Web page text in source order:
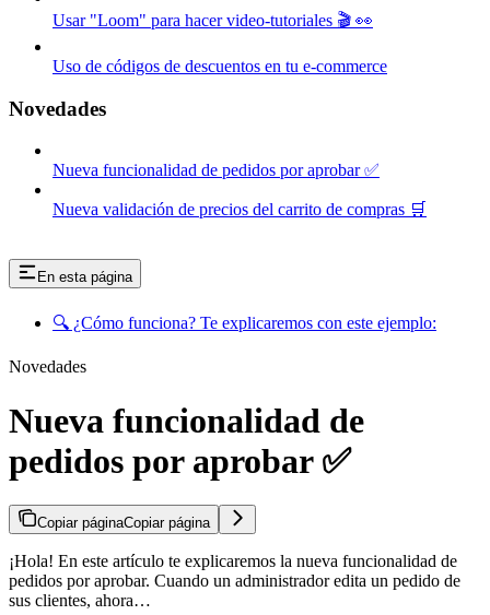
Usar "Loom" para hacer video-tutoriales 🎬 👀
Uso de códigos de descuentos en tu e-commerce
Novedades
Nueva funcionalidad de pedidos por aprobar ✅
Nueva validación de precios del carrito de compras 🛒
En esta página
🔍 ¿Cómo funciona? Te explicaremos con este ejemplo:
Novedades
Nueva funcionalidad de
pedidos por aprobar ✅
Copiar páginaCopiar página
¡Hola! En este artículo te explicaremos la nueva funcionalidad de
pedidos por aprobar. Cuando un administrador edita un pedido de
sus clientes, ahora…